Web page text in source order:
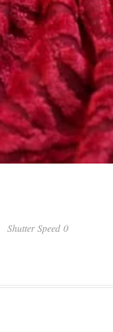
Shutter Speed 0